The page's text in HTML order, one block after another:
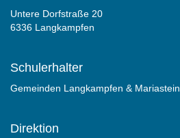
Untere Dorfstraße 20
6336 Langkampfen
Schulerhalter
Gemeinden Langkampfen & Mariastein
Direktion